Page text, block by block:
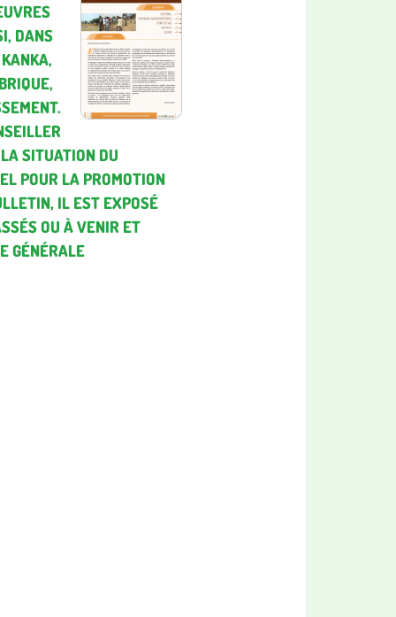
DANS
SITUATION DU
POUR LA PROMOTION
IL EST EXPOSÉ
OU À VENIR ET
GÉNÉRALE